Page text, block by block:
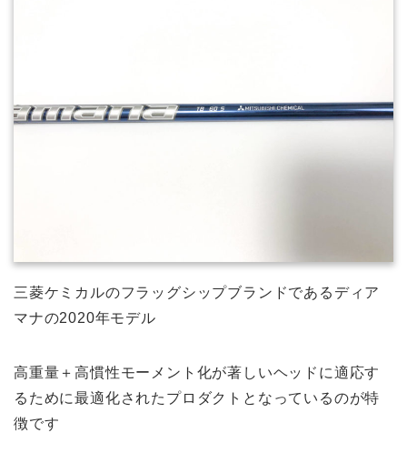
三菱ケミカルのフラッグシップブランドであるディア
マナの2020年モデル
高重量＋高慣性モーメント化が著しいヘッドに適応す
るために最適化されたプロダクトとなっているのが特
徴です